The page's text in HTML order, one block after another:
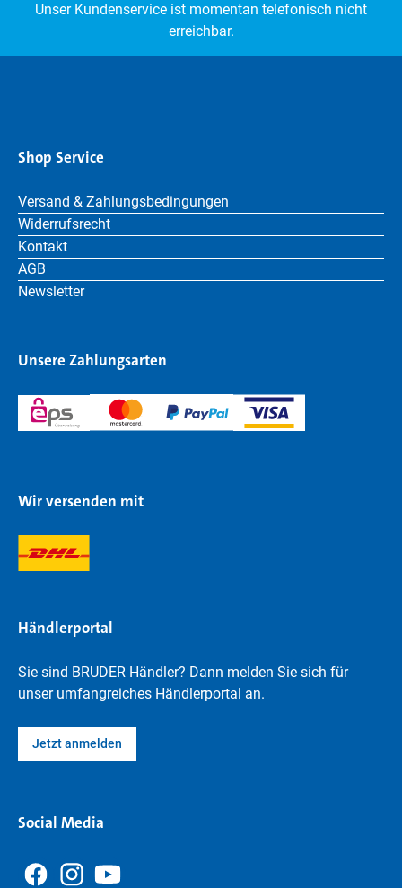
Unser Kundenservice ist momentan telefonisch nicht
erreichbar.
Shop Service
Versand & Zahlungsbedingungen
Widerrufsrecht
Kontakt
AGB
Newsletter
Unsere Zahlungsarten
Wir versenden mit
Händlerportal
Sie sind BRUDER Händler? Dann melden Sie sich für
unser umfangreiches Händlerportal an.
Jetzt anmelden
Social Media